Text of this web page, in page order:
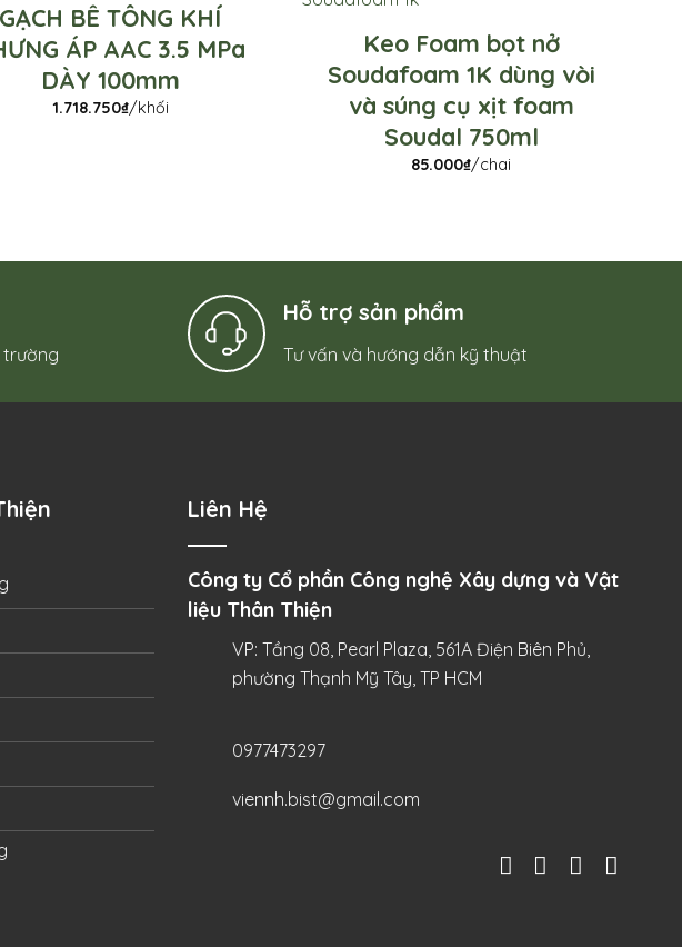
GẠCH BÊ TÔNG KHÍ
ÁP AAC 3.5 MPa
DÀY 100mm
1.718.750₫/khối
Keo Foam bọt nở
Soudafoam 1K dùng vòi
và súng cụ xịt foam
Soudal 750ml
85.000₫/chai
trường
Hỗ trợ sản phẩm
Tư vấn và hướng dẫn kỹ thuật
Liên Hệ
Công ty Cổ phần Công nghệ Xây dựng và Vật
liệu Thân Thiện
VP: Tầng 08, Pearl Plaza, 561A Điện Biên Phủ,
phường Thạnh Mỹ Tây, TP HCM
0977473297
viennh.bist@gmail.com